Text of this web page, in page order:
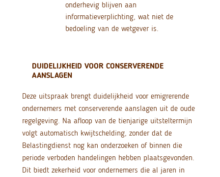
onderhevig blijven aan
informatieverplichting, wat niet de
bedoeling van de wetgever is.
DUIDELIJKHEID VOOR CONSERVERENDE
AANSLAGEN
Deze uitspraak brengt duidelijkheid voor emigrerende
ondernemers met conserverende aanslagen uit de oude
regelgeving. Na afloop van de tienjarige uitsteltermijn
volgt automatisch kwijtschelding, zonder dat de
Belastingdienst nog kan onderzoeken of binnen die
periode verboden handelingen hebben plaatsgevonden.
Dit biedt zekerheid voor ondernemers die al jaren in